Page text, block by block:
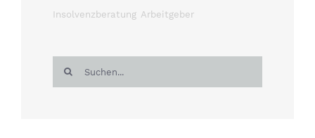
Insolvenzberatung Arbeitgeber
Suche
nach: